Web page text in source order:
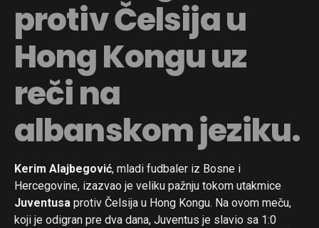
protiv Čelsija u
Hong Kongu uz
reči na
albanskom jeziku.
Kerim Alajbegović, mladi fudbaler iz Bosne i
Hercegovine, izazvao je veliku pažnju tokom utakmice
Juventusa protiv Čelsija u Hong Kongu. Na ovom meču,
koji je odigran pre dva dana, Juventus je slavio sa 1:0